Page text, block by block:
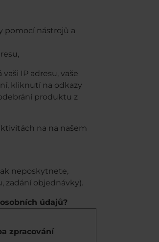
pomocí nástrojů a
IP adresu, vaše
kliknutí na odkazy
produktu z
na na našem
neposkytnete,
zadání objednávky).
údajů?
zpracování